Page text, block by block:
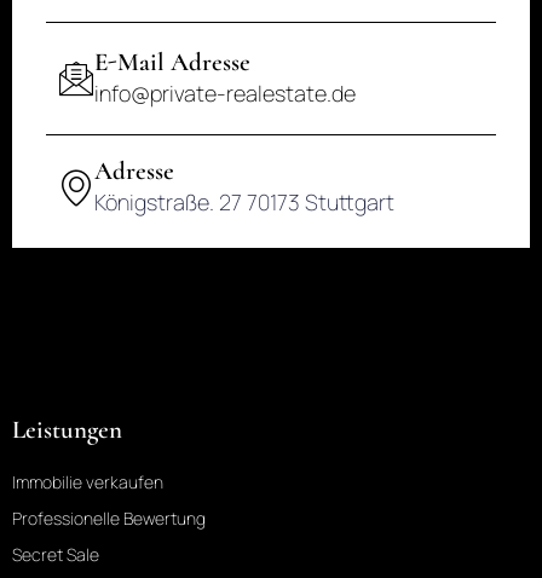
E-Mail Adresse
info@private-realestate.de
Adresse
Königstraße. 27 70173 Stuttgart
Leistungen
Immobilie verkaufen
Professionelle Bewertung
Secret Sale